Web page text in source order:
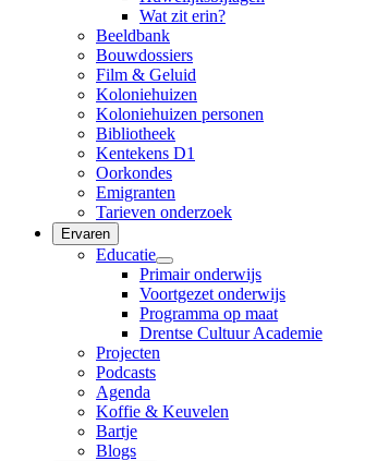
Wat zit erin?
Beeldbank
Bouwdossiers
Film & Geluid
Koloniehuizen
Koloniehuizen personen
Bibliotheek
Kentekens D1
Oorkondes
Emigranten
Tarieven onderzoek
Ervaren
Educatie
Primair onderwijs
Voortgezet onderwijs
Programma op maat
Drentse Cultuur Academie
Projecten
Podcasts
Agenda
Koffie & Keuvelen
Bartje
Blogs